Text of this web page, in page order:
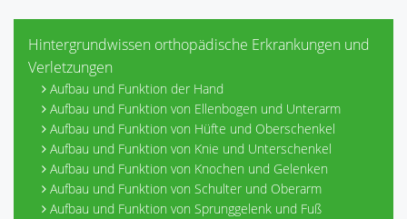
Hintergrundwissen orthopädische Erkrankungen und
Verletzungen
Aufbau und Funktion der Hand
Aufbau und Funktion von Ellenbogen und Unterarm
Aufbau und Funktion von Hüfte und Oberschenkel
Aufbau und Funktion von Knie und Unterschenkel
Aufbau und Funktion von Knochen und Gelenken
Aufbau und Funktion von Schulter und Oberarm
Aufbau und Funktion von Sprunggelenk und Fuß